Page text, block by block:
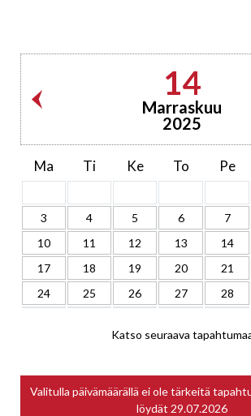
14
Marraskuu
2025
Ma Ti Ke To Pe
3
4 5 6 7
10
11 12 13 14
17
18 19 20 21
24
25 26 27 28
Katso seuraava
Valitulla päivämäärällä ei ole tärkeitä
löydät 29.07.2026